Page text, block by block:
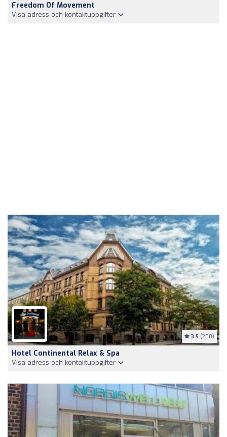
Freedom Of Movement
Visa adress och kontaktuppgifter
3.5 (200)
Hotel Continental Relax & Spa
Visa adress och kontaktuppgifter